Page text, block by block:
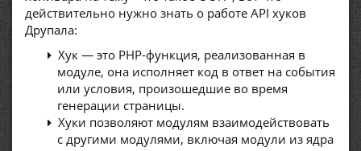
действительно нужно знать о работе API хуков
Друпала:
Хук — это PHP-функция, реализованная в
модуле, она исполняет код в ответ на события
или условия, произошедшие во время
генерации страницы.
Хуки позволяют модулям взаимодействовать
с другими модулями, включая модули из ядра